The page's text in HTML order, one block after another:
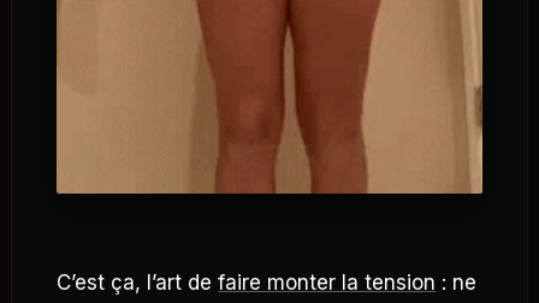
C’est ça, l’art defaire monter la tension : ne